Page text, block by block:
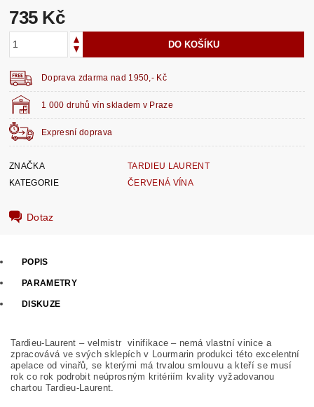
735 Kč
1 000 druhů vín skladem v Praze
Expresní doprava
Doprava zdarma nad 1950,- Kč
ZNAČKA
TARDIEU LAURENT
KATEGORIE
ČERVENÁ VÍNA
Dotaz
POPIS
PARAMETRY
DISKUZE
Tardieu-Laurent – velmistr vinifikace – nemá vlastní vinice a
zpracovává ve svých sklepích v Lourmarin produkci této excelentní
apelace od vinařů, se kterými má trvalou smlouvu a kteří se musí
rok co rok podrobit neúprosným kritériím kvality vyžadovanou
chartou Tardieu-Laurent.